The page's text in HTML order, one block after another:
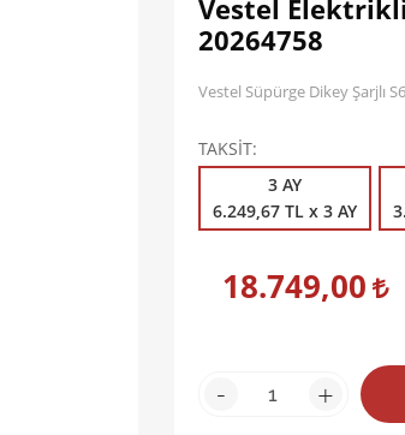
Vestel Elektrikli
20264758
Vestel Süpürge Dikey Şarjlı
TAKSİT
3 AY
6.249,67 TL x 3 AY
18.749,00
- +